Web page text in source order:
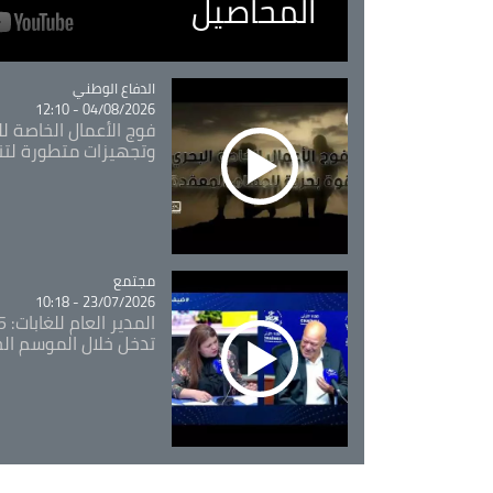
Catégorie
الدفاع الوطني
04/08/2026 - 12:10
فوج الأعمال الخاصة
وتجهيزات متطورة
Catégorie
مجتمع
23/07/2026 - 10:18
تدخل خلال الموسم